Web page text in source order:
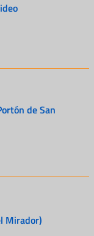
de San
Mirador)